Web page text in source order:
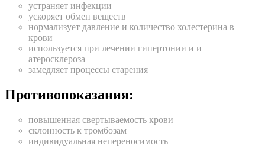
устраняет инфекции
ускоряет обмен веществ
нормализует давление и количество холестерина в
крови
используется при лечении гипертонии и и
атеросклероза
замедляет процессы старения
Противопоказания:
повышенная свертываемость крови
склонность к тромбозам
индивидуальная непереносимость